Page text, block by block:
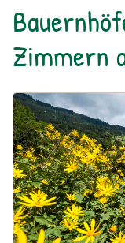
Zimmern
Urlaub am